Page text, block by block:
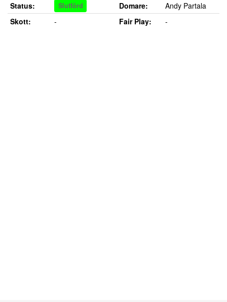
Status:
Slutförd Domare:
Andy Partala
Skott:
- Fair Play: -